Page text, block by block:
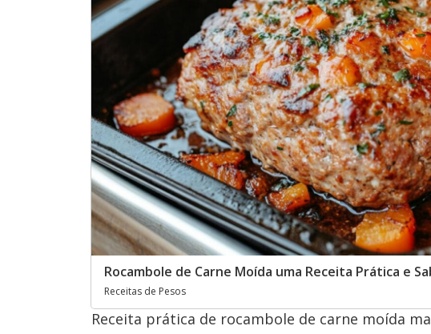
Rocambole de Carne Moída uma Receita Prática e
Receitas de Pesos
Receita prática de rocambole de carne moída